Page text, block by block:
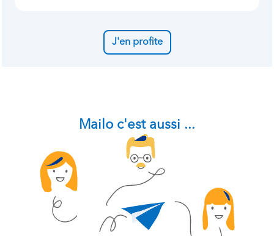
J'en profite
Mailo c'est aussi ...